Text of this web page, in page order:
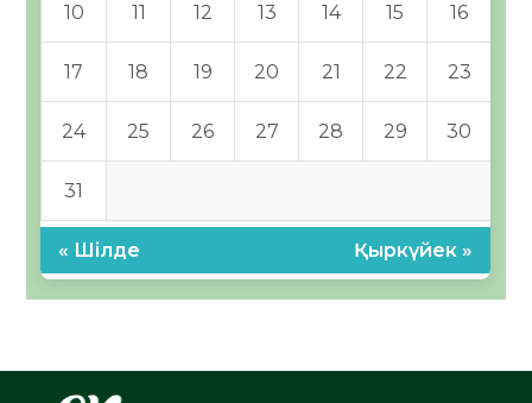
10 11 12 13 14 15 16
17 18 19 20 21 22 23
24 25 26 27 28 29 30
31
« Шілде Қыркүйек »